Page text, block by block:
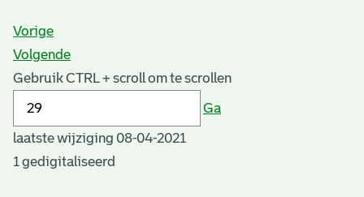
Vorige
Volgende
Gebruik CTRL + scroll om te scrollen
Ga
laatste wijziging 08-04-2021
1 gedigitaliseerd